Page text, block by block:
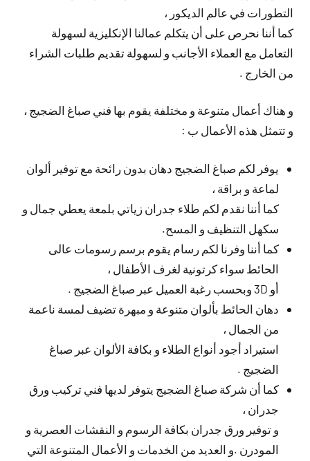
التطورات في عالم الديكور ،
كما أننا نحرص على أن يتكلم عمالنا الإنكليزية لسهولة
التعامل مع العملاء الأجانب و لسهولة تقديم طلبات الشراء
من الخارج .
و هناك أعمال متنوعة و مختلفة يقوم بها فني صباغ الضجيج ،
و تتمثل هذه الأعمال ب :
يوفر لكم صباغ الضجيج دهان بدون رائحة مع توفير ألوان
لماعة و براقة ،
كما أننا نقدم لكم طلاء جدران زياتي بلمعة يعطي جمال و
سكهل التنظيف و المسح.
كما أننا وفرنا لكم رسام يقوم برسم رسومات عالى
الحائط سواء كرتونية لغرف الأطفال ،
أو 3D وبحسب رغبة العميل عبر صباغ الضجيج .
دهان الحائط بألوان متنوعة و مبهرة تضيف لمسة ناعمة
من الجمال ،
استيراد أجود أنواع الطلاء و بكافة الألوان عبر صباغ
الضجيج .
كما أن شركة صباغ الضجيج يتوفر لديها فني تركيب ورق
جدران ،
و توفير ورق جدران بكافة الرسوم و النقشات العصرية و
المودرن .و العديد من الخدمات و الأعمال المتنوعة التي